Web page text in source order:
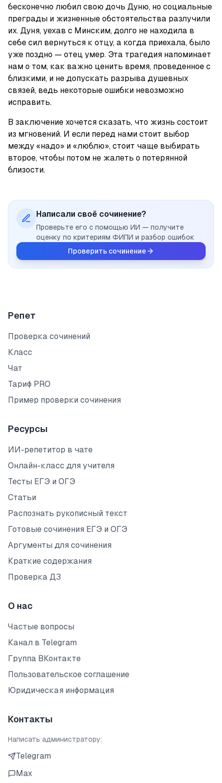
бесконечно любил свою дочь Дуню, но социальные
преграды и жизненные обстоятельства разлучили
их. Дуня, уехав с Минским, долго не находила в
себе сил вернуться к отцу, а когда приехала, было
уже поздно — отец умер. Эта трагедия напоминает
нам о том, как важно ценить время, проведенное с
близкими, и не допускать разрыва душевных
связей, ведь некоторые ошибки невозможно
исправить.
В заключение хочется сказать, что жизнь состоит
из мгновений. И если перед нами стоит выбор
между «надо» и «люблю», стоит чаще выбирать
второе, чтобы потом не жалеть о потерянной
близости.
Написали своё сочинение?
Проверьте его с помощью ИИ — получите
оценку по критериям ФИПИ и разбор ошибок
Проверить сочинение
Репет
Проверка сочинений
Класс
Чат
Тариф PRO
Пример проверки сочинения
Ресурсы
ИИ-репетитор в чате
Онлайн-класс для учителя
Тесты ЕГЭ и ОГЭ
Статьи
Распознать рукописный текст
Готовые сочинения ЕГЭ и ОГЭ
Аргументы для сочинения
Краткие содержания
Проверка ДЗ
О нас
Частые вопросы
Канал в Telegram
Группа ВКонтакте
Пользовательское соглашение
Юридическая информация
Контакты
Написать администратору:
Telegram
Max